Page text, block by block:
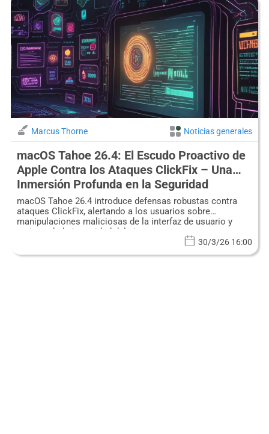
Marcus Thorne Noticias generales
macOS Tahoe 26.4: El Escudo Proactivo de
Apple Contra los Ataques ClickFix – Una
Inmersión Profunda en la Seguridad
Mejorada del Espacio de Usuario
macOS Tahoe 26.4 introduce defensas robustas contra
ataques ClickFix, alertando a los usuarios sobre
manipulaciones maliciosas de la interfaz de usuario y
mejorando la integridad del sistema.
30/3/26 16:00